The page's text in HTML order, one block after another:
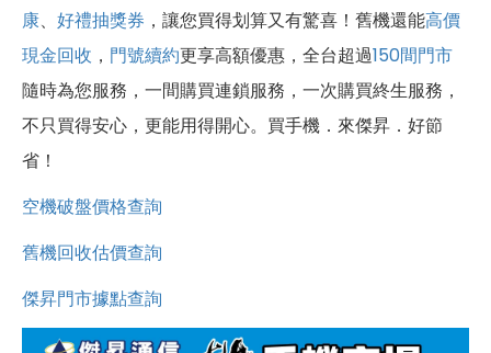
康、 好禮抽獎券 ，讓您買得划算又有驚喜！舊機還能高價
現金回收 ， 門號續約更享高額優惠，全台超過150間門市
隨時為您服務，一間購買連鎖服務，一次購買終生服務，
不只買得安心，更能用得開心。買手機．來傑昇．好節
省！
空機破盤價格查詢
舊機回收估價查詢
傑昇門市據點查詢